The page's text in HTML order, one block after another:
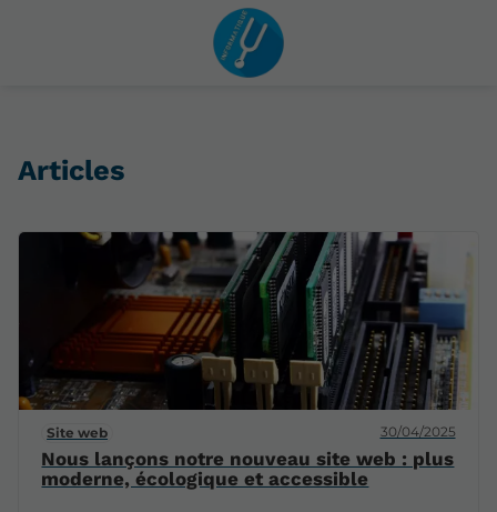
Articles
Site web 30/04/2025
Nous lançons notre nouveau site web : plus
moderne, écologique et accessible